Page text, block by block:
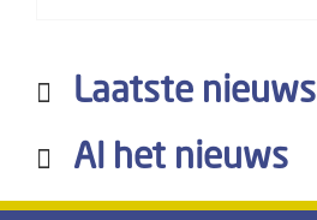
Laatste nieuws
Al het nieuws